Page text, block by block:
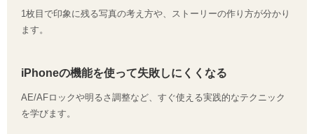
1枚目で印象に残る写真の考え方や、ストーリーの作り方が分かり
ます。
iPhoneの機能を使って失敗しにくくなる
AE/AFロックや明るさ調整など、すぐ使える実践的なテクニック
を学びます。